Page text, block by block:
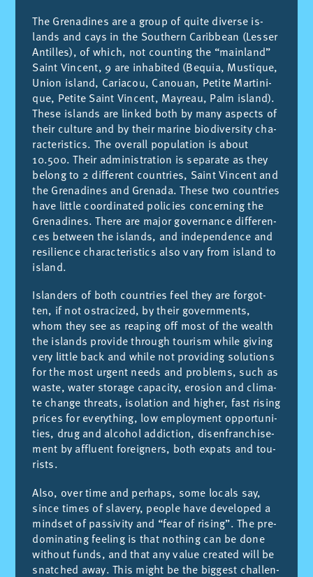
The Gre­na­di­nes are a group of qui­te di­ver­se is­
lands and cays in the Sout­hern Ca­rib­bean (Les­ser
An­ti­lles), of which, not coun­ting the “main­land”
Saint Vin­cent, 9 are in­ha­bi­ted (Be­quia, Mus­ti­que,
Union is­land, Ca­ria­cou, Ca­nouan, Pe­ti­te Mar­ti­ni­
que, Pe­ti­te Saint Vin­cent, May­reau, Palm is­land).
The­se is­lands are lin­ked both by many as­pects of
their cul­tu­re and by their ma­ri­ne bio­di­ver­sity cha­
rac­te­ris­tics. The ove­rall po­pu­la­tion is about
10.500. Their ad­mi­nis­tra­tion is se­pa­ra­te as they
be­long to 2 dif­fe­rent coun­tries, Saint Vin­cent and
the Gre­na­di­nes and Gre­na­da. The­se two coun­tries
have little coor­di­na­ted po­li­cies con­cer­ning the
Gre­na­di­nes. The­re are ma­jor go­ver­nan­ce dif­fe­ren­
ces bet­ween the is­lands, and in­de­pen­den­ce and
re­si­lien­ce cha­rac­te­ris­tics also vary from is­land to
is­land.
Is­lan­ders of both coun­tries feel they are for­got­
ten, if not os­tra­ci­zed, by their go­vern­ments,
whom they see as reaping off most of the wealth
the is­lands pro­vi­de th­rough tou­rism whi­le gi­ving
very little back and whi­le not pro­vi­ding so­lu­tions
for the most ur­gent needs and pro­blems, such as
was­te, wa­ter sto­ra­ge ca­pa­city, ero­sion and cli­ma­
te chan­ge th­reats, iso­la­tion and higher, fast ri­sing
pri­ces for everyt­hing, low em­ploy­ment op­por­tu­ni­
ties, drug and al­cohol ad­dic­tion, di­sen­fran­chi­se­
ment by af­fluent fo­reig­ners, both ex­pats and tou­
rists.
Also, over time and per­haps, some lo­cals say,
sin­ce ti­mes of sla­very, peo­ple have de­ve­lo­ped a
mind­set of pas­si­vity and “fear of ri­sing”. The pre­
do­mi­na­ting fee­ling is that not­hing can be done
wit­hout funds, and that any va­lue crea­ted will be
snat­ched away. This might be the big­gest cha­llen­